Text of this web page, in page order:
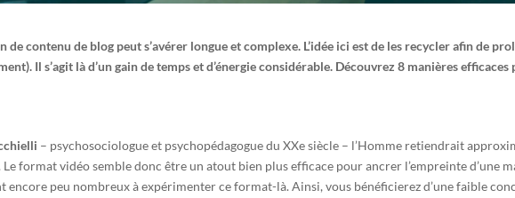
contenu de blog peut s’avérer longue et complexe. L’idée ici est de les recycler afin de
Il s’agit là d’un gain de temps et d’énergie considérable. Découvrez 8 manières
– psychosociologue et psychopédagogue du XXe siècle – l’Homme retiendrait
format vidéo semble donc être un atout bien plus efficace pour ancrer l’empreinte d’une
encore peu nombreux à expérimenter ce format-là. Ainsi, vous bénéficierez d’une faible